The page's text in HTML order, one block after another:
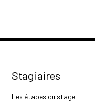
Stagiaires
Les étapes du stage